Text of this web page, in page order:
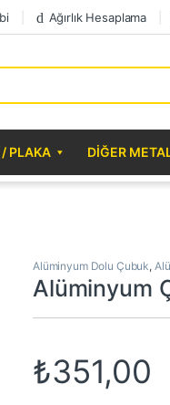
Ağırlık Hesaplama
PLAKA DIĞER
Alüminyum Dolu Çubuk,
Alüminyum
₺351,00